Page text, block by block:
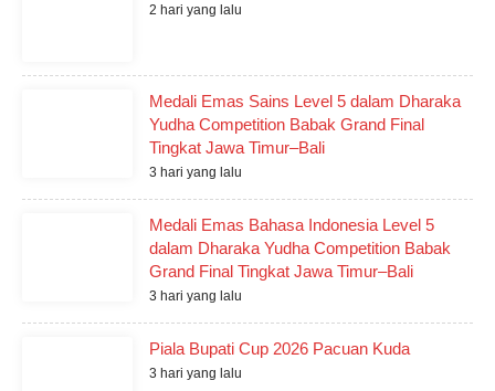
2 hari yang lalu
Medali Emas Sains Level 5 dalam Dharaka
Yudha Competition Babak Grand Final
Tingkat Jawa Timur–Bali
3 hari yang lalu
Medali Emas Bahasa Indonesia Level 5
dalam Dharaka Yudha Competition Babak
Grand Final Tingkat Jawa Timur–Bali
3 hari yang lalu
Piala Bupati Cup 2026 Pacuan Kuda
3 hari yang lalu